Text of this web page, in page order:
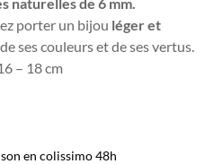
porter un bijou léger et
ses couleurs et de ses vertus.
– 18 cm
en colissimo 48h